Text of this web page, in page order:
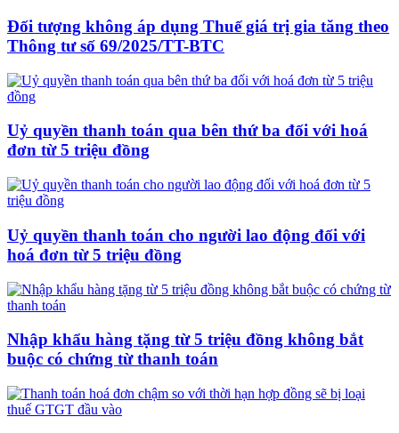
Đối tượng không áp dụng Thuế giá trị gia tăng theo
Thông tư số 69/2025/TT-BTC
Uỷ quyền thanh toán qua bên thứ ba đối với hoá
đơn từ 5 triệu đồng
Uỷ quyền thanh toán cho người lao động đối với
hoá đơn từ 5 triệu đồng
Nhập khẩu hàng tặng từ 5 triệu đồng không bắt
buộc có chứng từ thanh toán